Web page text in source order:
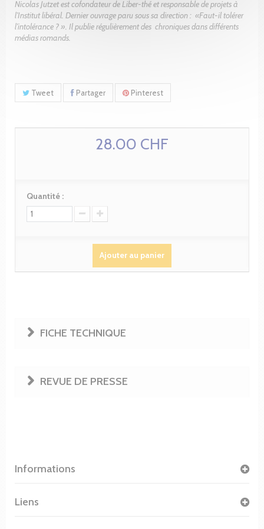
Nicolas Jutzet est cofondateur de Liber-thé et responsable de projets à
l’Institut libéral. Dernier ouvrage paru sous sa direction : «Faut-il tolérer
l’intolérance ? ». Il publie régulièrement des chroniques dans différents
médias romands.
Tweet Partager Pinterest
28.00 CHF
Quantité :
Ajouter au panier
FICHE TECHNIQUE
REVUE DE PRESSE
Informations
Liens